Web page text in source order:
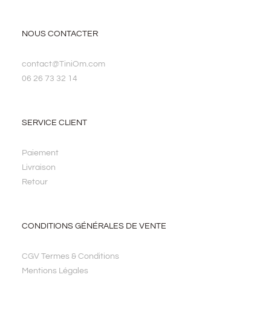
NOUS CONTACTER
contact@TiniOm.com
06 26 73 32 14
SERVICE CLIENT
Paiement
Livraison
Retour
CONDITIONS GÉNÉRALES DE VENTE
CGV Termes & Conditions
Mentions Légales